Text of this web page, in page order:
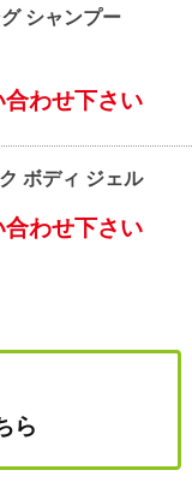
シャンプー
わせ下さい
ボディ ジェル
わせ下さい
ら